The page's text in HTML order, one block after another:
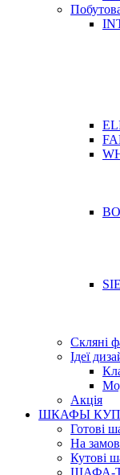
Скляні
Ідеї
Акція
ШКАФЫ
Готові
На
Кутові
ШАФА-